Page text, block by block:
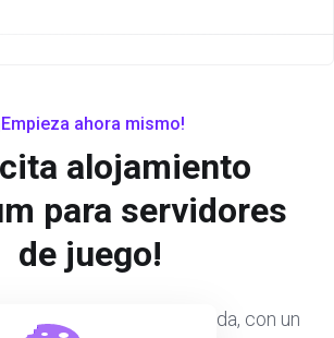
ahora mismo!
alojamiento
para servidores
de juego!
experiencia de juego fluida, con un